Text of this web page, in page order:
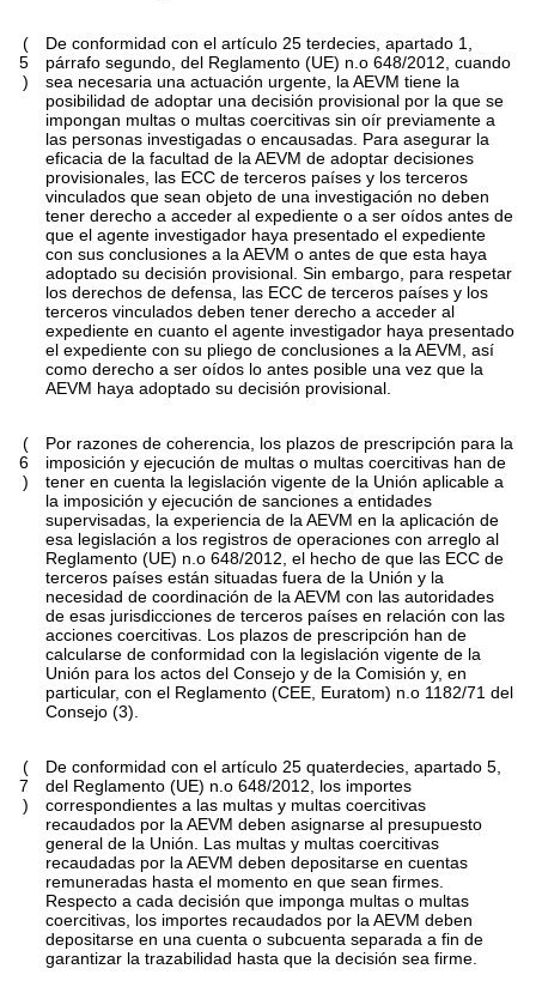
(
5
)
De conformidad con el artículo 25terdecies, apartado 1,
párrafo segundo, del Reglamento (UE) n.o 648/2012, cuando
sea necesaria una actuación urgente, la AEVM tiene la
posibilidad de adoptar una decisión provisional por la que se
impongan multas o multas coercitivas sin oír previamente a
las personas investigadas o encausadas. Para asegurar la
eficacia de la facultad de la AEVM de adoptar decisiones
provisionales, las ECC de terceros países y los terceros
vinculados que sean objeto de una investigación no deben
tener derecho a acceder al expediente o a ser oídos antes de
que el agente investigador haya presentado el expediente
con sus conclusiones a la AEVM o antes de que esta haya
adoptado su decisión provisional. Sin embargo, para respetar
los derechos de defensa, las ECC de terceros países y los
terceros vinculados deben tener derecho a acceder al
expediente en cuanto el agente investigador haya presentado
el expediente con su pliego de conclusiones a la AEVM, así
como derecho a ser oídos lo antes posible una vez que la
AEVM haya adoptado su decisión provisional.
(
6
)
Por razones de coherencia, los plazos de prescripción para la
imposición y ejecución de multas o multas coercitivas han de
tener en cuenta la legislación vigente de la Unión aplicable a
la imposición y ejecución de sanciones a entidades
supervisadas, la experiencia de la AEVM en la aplicación de
esa legislación a los registros de operaciones con arreglo al
Reglamento (UE) n.o 648/2012, el hecho de que las ECC de
terceros países están situadas fuera de la Unión y la
necesidad de coordinación de la AEVM con las autoridades
de esas jurisdicciones de terceros países en relación con las
acciones coercitivas. Los plazos de prescripción han de
calcularse de conformidad con la legislación vigente de la
Unión para los actos del Consejo y de la Comisión y, en
particular, con el Reglamento (CEE, Euratom) n.o 1182/71 del
Consejo(3).
(
7
)
De conformidad con el artículo 25quaterdecies, apartado 5,
del Reglamento (UE) n.o 648/2012, los importes
correspondientes a las multas y multas coercitivas
recaudados por la AEVM deben asignarse al presupuesto
general de la Unión. Las multas y multas coercitivas
recaudadas por la AEVM deben depositarse en cuentas
remuneradas hasta el momento en que sean firmes.
Respecto a cada decisión que imponga multas o multas
coercitivas, los importes recaudados por la AEVM deben
depositarse en una cuenta o subcuenta separada a fin de
garantizar la trazabilidad hasta que la decisión sea firme.